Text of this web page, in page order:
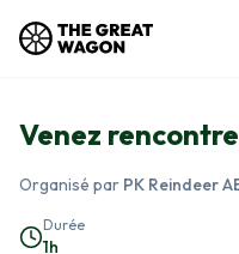
Venez
Organisé par PK Reindeer
Durée
1h